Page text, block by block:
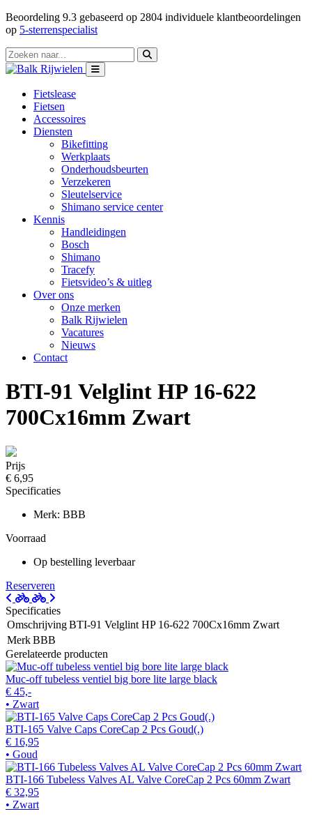
Beoordeling 9.3 gebaseerd op 2804 individuele klantbeoordelingen
op 5-sterrenspecialist
Fietslease
Fietsen
Accessoires
Diensten
Bikefitting
Werkplaats
Onderhoudsbeurten
Verzekeren
Sleutelservice
Shimano service center
Kennis
Handleidingen
Bosch
Shimano
Tracefy
Fietsvideo’s & uitleg
Over ons
Onze merken
Balk Rijwielen
Vacatures
Nieuws
Contact
BTI-91 Velglint HP 16-622
700Cx16mm Zwart
Prijs
€ 6,95
Specificaties
Merk: BBB
Voorraad
Op bestelling leverbaar
Reserveren
Specificaties
OmschrijvingBTI-91 Velglint HP 16-622 700Cx16mm Zwart
MerkBBB
Gerelateerde producten
Muc-off tubeless ventiel big bore lite large black
€ 45,-
• Zwart
BTI-165 Valve Caps CoreCap 2 Pcs Goud(.)
€ 16,95
• Goud
BTI-166 Tubeless Valves AL Valve CoreCap 2 Pcs 60mm Zwart
€ 32,95
• Zwart